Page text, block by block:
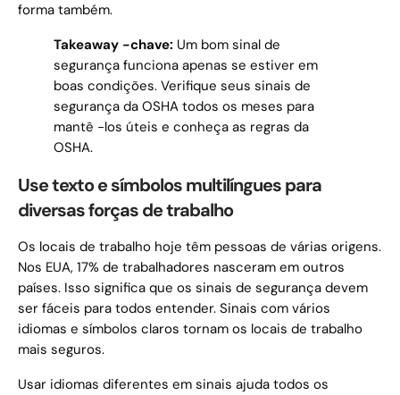
forma também.
Takeaway -chave: Um bom sinal de
segurança funciona apenas se estiver em
boas condições. Verifique seus sinais de
segurança da OSHA todos os meses para
mantê -los úteis e conheça as regras da
OSHA.
Use texto e símbolos multilíngues para
diversas forças de trabalho
Os locais de trabalho hoje têm pessoas de várias origens.
Nos EUA, 17% de trabalhadores nasceram em outros
países. Isso significa que os sinais de segurança devem
ser fáceis para todos entender. Sinais com vários
idiomas e símbolos claros tornam os locais de trabalho
mais seguros.
Usar idiomas diferentes em sinais ajuda todos os